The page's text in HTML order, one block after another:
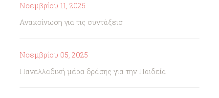
Νοεμβρίου 11, 2025
Ανακοίνωση για τις συντάξεισ
Νοεμβρίου 05, 2025
Πανελλαδική μέρα δράσης για την Παιδεία